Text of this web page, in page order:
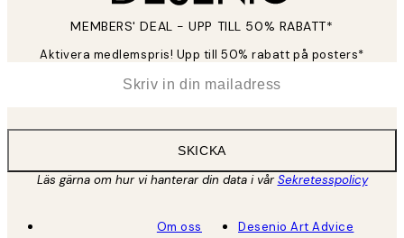
MEMBERS' DEAL - UPP TILL 50% RABATT*
Aktivera medlemspris! Upp till 50% rabatt på posters*
SKICKA
Läs gärna om hur vi hanterar din data i vårSekretesspolicy
Om oss
Desenio Art Advice